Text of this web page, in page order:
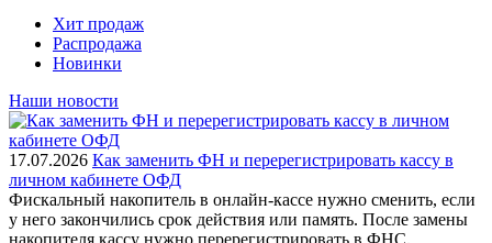
Хит продаж
Распродажа
Новинки
Наши новости
17.07.2026 Как заменить ФН и перерегистрировать кассу в
личном кабинете ОФД
Фискальный накопитель в онлайн-кассе нужно сменить, если
у него закончились срок действия или память. После замены
накопителя кассу нужно перерегистрировать в ФНС.